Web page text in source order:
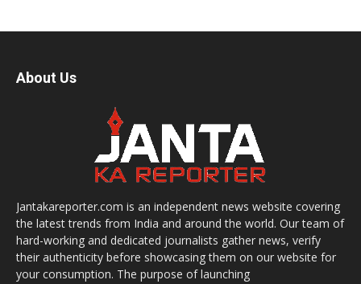
About Us
Jantakareporter.com is an independent news website covering
the latest trends from India and around the world. Our team of
hard-working and dedicated journalists gather news, verify
their authenticity before showcasing them on our website for
your consumption. The purpose of launching